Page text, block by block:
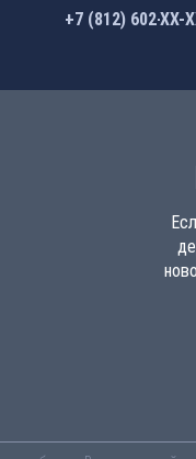
+7 (812) 602-44-